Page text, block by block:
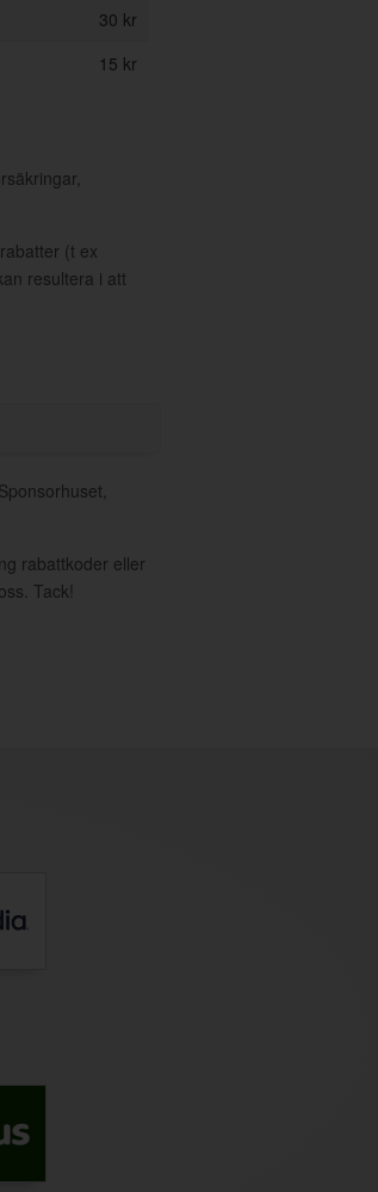
30 kr
15 kr
(t ex
resultera i att
rabattkoder eller
Tack!